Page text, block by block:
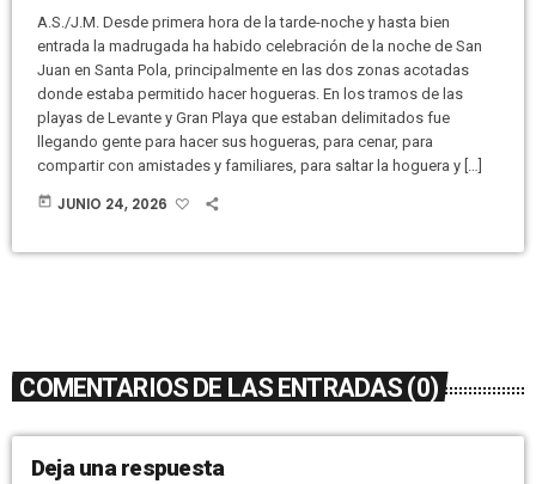
A.S./J.M. Desde primera hora de la tarde-noche y hasta bien
entrada la madrugada ha habido celebración de la noche de San
Juan en Santa Pola, principalmente en las dos zonas acotadas
donde estaba permitido hacer hogueras. En los tramos de las
playas de Levante y Gran Playa que estaban delimitados fue
llegando gente para hacer sus hogueras, para cenar, para
compartir con amistades y familiares, para saltar la hoguera y […]
today JUNIO 24, 2026
COMENTARIOS DE LAS ENTRADAS (0)
Deja una respuesta